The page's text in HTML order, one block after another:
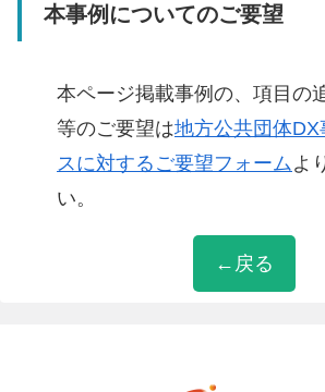
←戻る
本事例についてのご要望
本ページ掲載事例の、項目の
等のご要望は地方公共団体
スに対するご要望フォーム よ
い。